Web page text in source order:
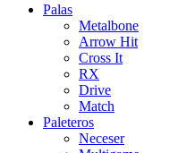
Palas
Metalbone
Arrow Hit
Cross It
RX
Drive
Match
Paleteros
Neceser